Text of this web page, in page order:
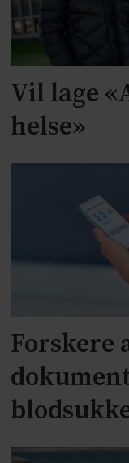
Vil lage
helse»
Forskere